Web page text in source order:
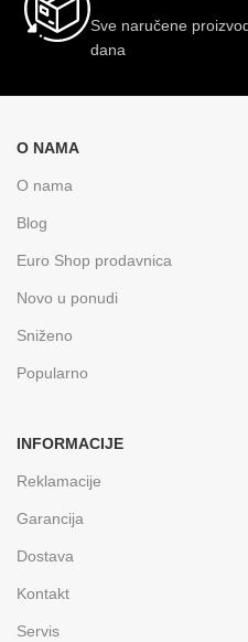
Sve naručene
dana
O NAMA
O nama
Blog
Euro Shop prodavnica
Novo u ponudi
Sniženo
Popularno
INFORMACIJE
Reklamacije
Garancija
Dostava
Kontakt
Servis